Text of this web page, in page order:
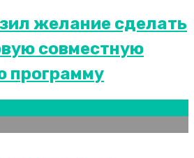
желание сделать
совместную
программу